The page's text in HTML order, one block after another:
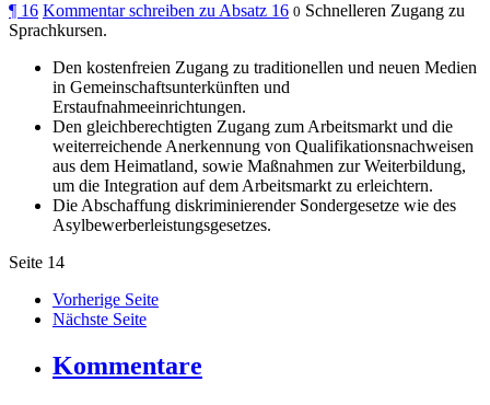
¶ 16 Kommentar schreiben zu Absatz 16 0 Schnelleren Zugang zu
Sprachkursen.
Den kostenfreien Zugang zu traditionellen und neuen Medien
in Gemeinschaftsunterkünften und
Erstaufnahmeeinrichtungen.
Den gleichberechtigten Zugang zum Arbeitsmarkt und die
weiterreichende Anerkennung von Qualifikationsnachweisen
aus dem Heimatland, sowie Maßnahmen zur Weiterbildung,
um die Integration auf dem Arbeitsmarkt zu erleichtern.
Die Abschaffung diskriminierender Sondergesetze wie des
Asylbewerberleistungsgesetzes.
Seite 14
Vorherige Seite
Nächste Seite
Kommentare